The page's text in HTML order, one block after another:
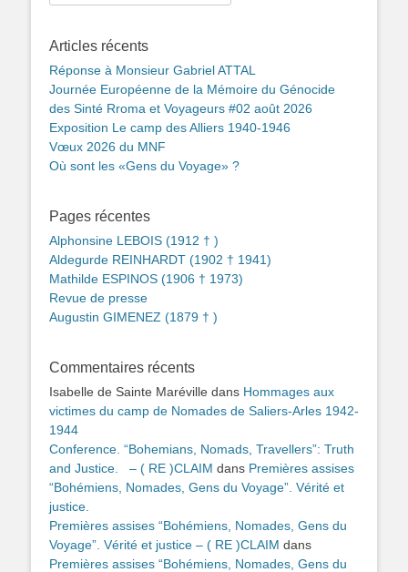
Articles récents
Réponse à Monsieur Gabriel ATTAL
Journée Européenne de la Mémoire du Génocide
des Sinté Rroma et Voyageurs #02 août 2026
Exposition Le camp des Alliers 1940-1946
Vœux 2026 du MNF
Où sont les «Gens du Voyage» ?
Pages récentes
Alphonsine LEBOIS (1912 † )
Aldegurde REINHARDT (1902 † 1941)
Mathilde ESPINOS (1906 † 1973)
Revue de presse
Augustin GIMENEZ (1879 † )
Commentaires récents
Isabelle de Sainte Maréville dans Hommages aux
victimes du camp de Nomades de Saliers-Arles 1942-
1944
Conference. “Bohemians, Nomads, Travellers”: Truth
and Justice. – ( RE )CLAIM dans Premières assises
“Bohémiens, Nomades, Gens du Voyage”. Vérité et
justice.
Premières assises “Bohémiens, Nomades, Gens du
Voyage”. Vérité et justice – ( RE )CLAIM dans
Premières assises “Bohémiens, Nomades, Gens du